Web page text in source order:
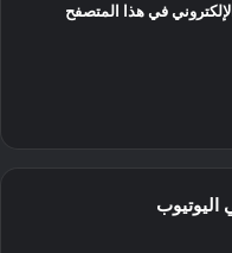
في هذا المتصفح
اليوتيوب